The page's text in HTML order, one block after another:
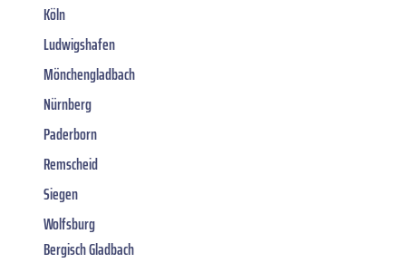
Köln
Ludwigshafen
Mönchengladbach
Nürnberg
Paderborn
Remscheid
Siegen
Wolfsburg
Bergisch Gladbach